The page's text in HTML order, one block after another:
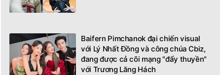
Baifern Pimchanok đại chiến visual
với Lý Nhất Đồng và công chúa Cbiz,
đang được cả cõi mạng "đẩy thuyền"
với Trương Lăng Hách